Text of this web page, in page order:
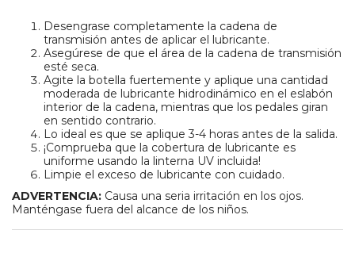
Desengrase completamente la cadena de
transmisión antes de aplicar el lubricante.
Asegúrese de que el área de la cadena de transmisión
esté seca.
Agite la botella fuertemente y aplique una cantidad
moderada de lubricante hidrodinámico en el eslabón
interior de la cadena, mientras que los pedales giran
en sentido contrario.
Lo ideal es que se aplique 3-4 horas antes de la salida.
¡Comprueba que la cobertura de lubricante es
uniforme usando la linterna UV incluida!
Limpie el exceso de lubricante con cuidado.
ADVERTENCIA: Causa una seria irritación en los ojos.
Manténgase fuera del alcance de los niños.